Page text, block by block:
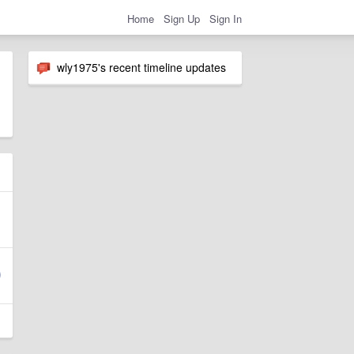
Home Sign Up Sign In
wly1975's recent timeline updates